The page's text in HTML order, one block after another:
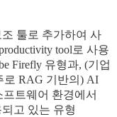
툴로 추가하여 사
tool로 사용
Firefly 유형과, (기업
로 RAG 기반의) AI
트웨어 환경에서
고 있는 유형